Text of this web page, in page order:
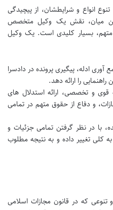
انواع و شرایطشان، از پیچیدگی
این میان، نقش یک وکیل متخصص
متهم، بسیار کلیدی است. یک وکیل
آوری ادله، پیگیری پرونده در دادسرا
را ارائه دهد.
قوی و تخصصی، ارائه استدلال های
و دفاع از حقوق متهم در تمامی
با در نظر گرفتن تمامی جزئیات و
به کلی تغییر داده و به نتیجه مطلوب
که در قانون مجازات اسلامی